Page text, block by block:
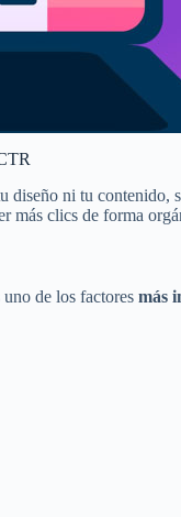
diseño ni tu contenido,
más clics de forma
de los factores más